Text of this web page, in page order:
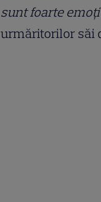
sunt foarte
urmăritorilor săi